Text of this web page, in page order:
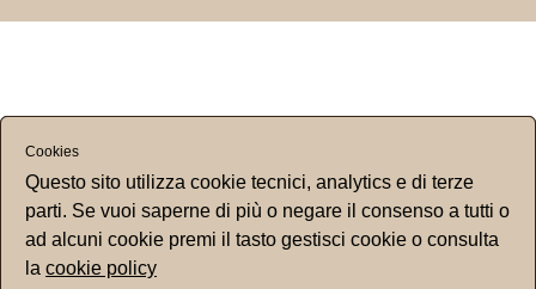
Cookies
Questo sito utilizza cookie tecnici, analytics e di terze
parti. Se vuoi saperne di più o negare il consenso a tutti o
ad alcuni cookie premi il tasto gestisci cookie o consulta
la cookie policy